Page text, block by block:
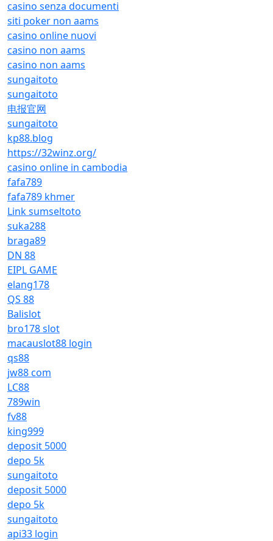
casino senza documenti
siti poker non aams
casino online nuovi
casino non aams
casino non aams
sungaitoto
sungaitoto
电报官网
sungaitoto
kp88.blog
https://32winz.org/
casino online in cambodia
fafa789
fafa789 khmer
Link sumseltoto
suka288
braga89
DN 88
EIPL GAME
elang178
QS 88
Balislot
bro178 slot
macauslot88 login
qs88
jw88 com
LC88
789win
fv88
king999
deposit 5000
depo 5k
sungaitoto
deposit 5000
depo 5k
sungaitoto
api33 login